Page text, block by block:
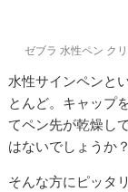
ゼブラ 水性ペン ク
水性サインペンと
とんど。キャップ
てペン先が乾燥し
はないでしょうか？
そんな方にピッタ